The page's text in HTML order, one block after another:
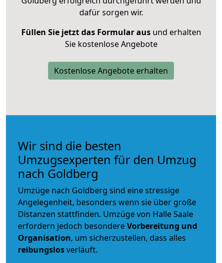
dafür sorgen wir.
Füllen Sie jetzt das Formular ausund erhalten
Sie kostenlose Angebote
Kostenlose Angebote erhalten
Wir sind die besten
Umzugsexperten für den Umzug
nach Goldberg
Umzüge nach Goldberg sind eine stressige
Angelegenheit, besonders wenn sie über große
Distanzen stattfinden. Umzüge von Halle Saale
erfordern jedoch besondereVorbereitung und
Organisation, um sicherzustellen, dass alles
reibungslosverläuft.